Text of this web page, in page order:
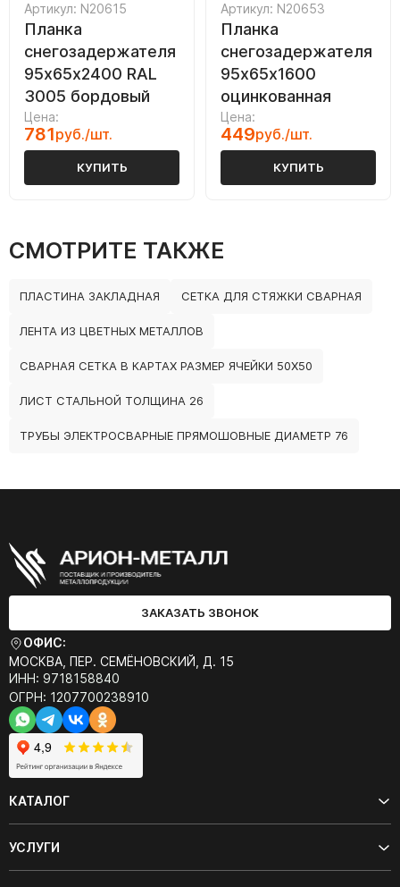
Артикул: N20615
Планка
снегозадержателя
95х65х2400 RAL
3005 бордовый
Цена:
781руб./шт.
КУПИТЬ
Артикул: N20653
Планка
снегозадержателя
95х65х1600
оцинкованная
Цена:
449руб./шт.
КУПИТЬ
СМОТРИТЕ ТАКЖЕ
ПЛАСТИНА ЗАКЛАДНАЯ СЕТКА ДЛЯ СТЯЖКИ СВАРНАЯ
ЛЕНТА ИЗ ЦВЕТНЫХ МЕТАЛЛОВ
СВАРНАЯ СЕТКА В КАРТАХ РАЗМЕР ЯЧЕЙКИ 50Х50
ЛИСТ СТАЛЬНОЙ ТОЛЩИНА 26
ТРУБЫ ЭЛЕКТРОСВАРНЫЕ ПРЯМОШОВНЫЕ ДИАМЕТР 76
ЗАКАЗАТЬ ЗВОНОК
ОФИС:
МОСКВА, ПЕР. СЕМЁНОВСКИЙ, Д. 15
ИНН: 9718158840
ОГРН: 1207700238910
КАТАЛОГ
УСЛУГИ